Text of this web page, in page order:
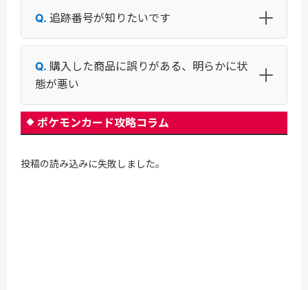
追跡番号が知りたいです
購入した商品に誤りがある、明らかに状
態が悪い
ポケモンカード攻略コラム
投稿の読み込みに失敗しました。